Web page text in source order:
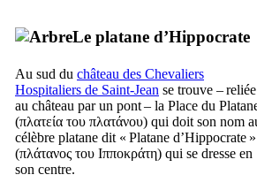
Le platane d’Hippocrate
Au sud du château des Chevaliers
Hospitaliers de Saint-Jean se trouve – reliée
au château par un pont – la Place du
(πλατεία του πλατάνου) qui doit son nom
célèbre platane dit « Platane d’Hippocrate »
(πλάτανος του Ιπποκράτη) qui se dresse en
son centre.